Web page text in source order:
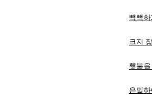
빽빽하
크지
횃불을
은밀하